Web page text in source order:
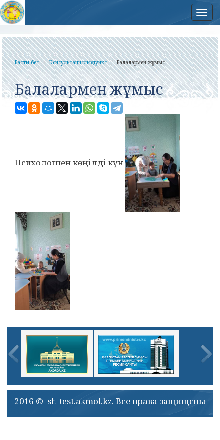
Басты бет Консультациялық пункт Балалармен жұмыс
Балалармен жұмыс
Психологпен көңілді күн
2016 © sh-test.akmol.kz. Все права защищены